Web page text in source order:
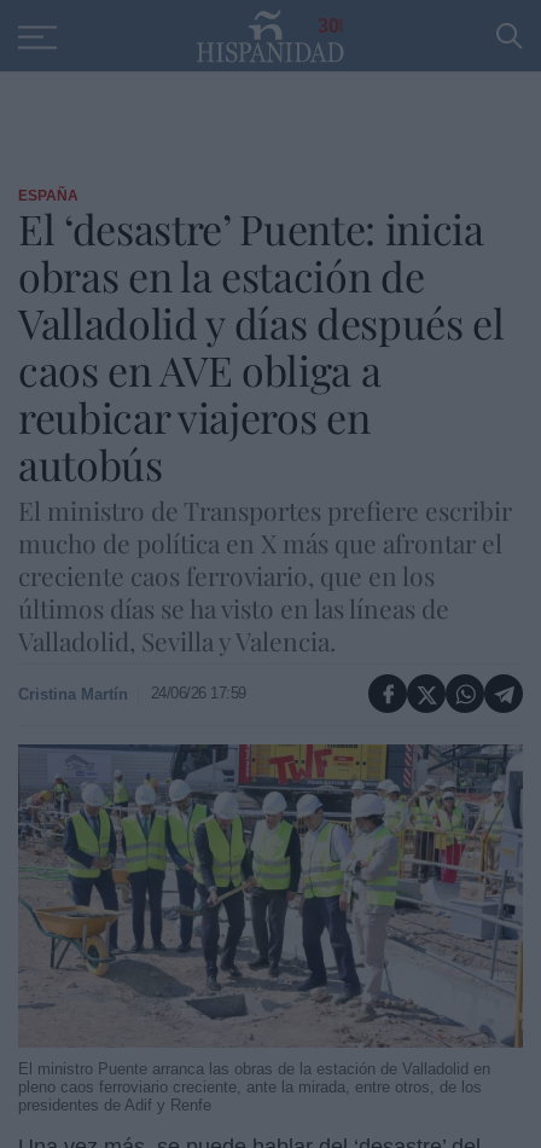
30
ESPAÑA
El ‘desastre’ Puente: inicia
obras en la estación de
Valladolid y días después el
caos en AVE obliga a
reubicar viajeros en
autobús
El ministro de Transportes prefiere escribir
mucho de política en X más que afrontar el
creciente caos ferroviario, que en los
últimos días se ha visto en las líneas de
Valladolid, Sevilla y Valencia.
Cristina Martín 24/06/26 17:59
El ministro Puente arranca las obras de la estación de Valladolid en
pleno caos ferroviario creciente, ante la mirada, entre otros, de los
presidentes de Adif y Renfe